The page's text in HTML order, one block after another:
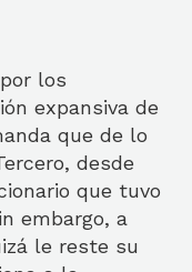
los
expansiva de
que de lo
desde
que tuvo
embargo, a
le reste su